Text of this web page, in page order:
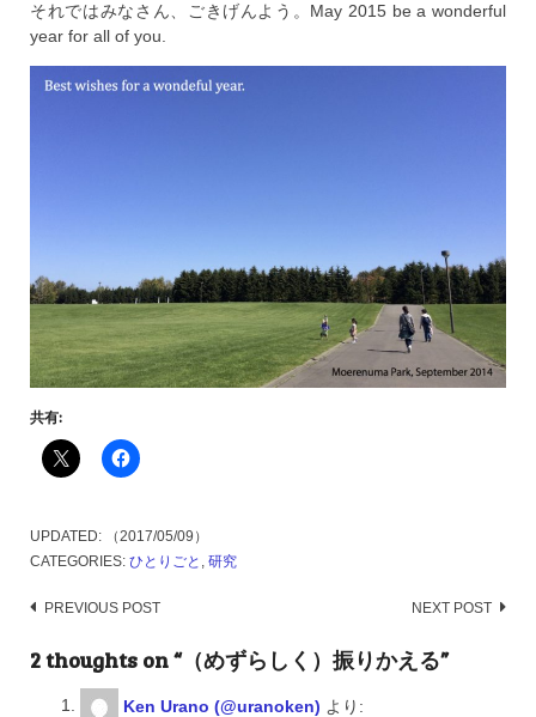
それではみなさん、ごきげんよう。May 2015 be a wonderful
year for all of you.
共有:
UPDATED:
（2017/05/09）
CATEGORIES: ひとりごと , 研究
Post
PREVIOUS POST NEXT POST
2 thoughts on “（めずらしく）振りかえる”
Ken Urano (@uranoken) より: